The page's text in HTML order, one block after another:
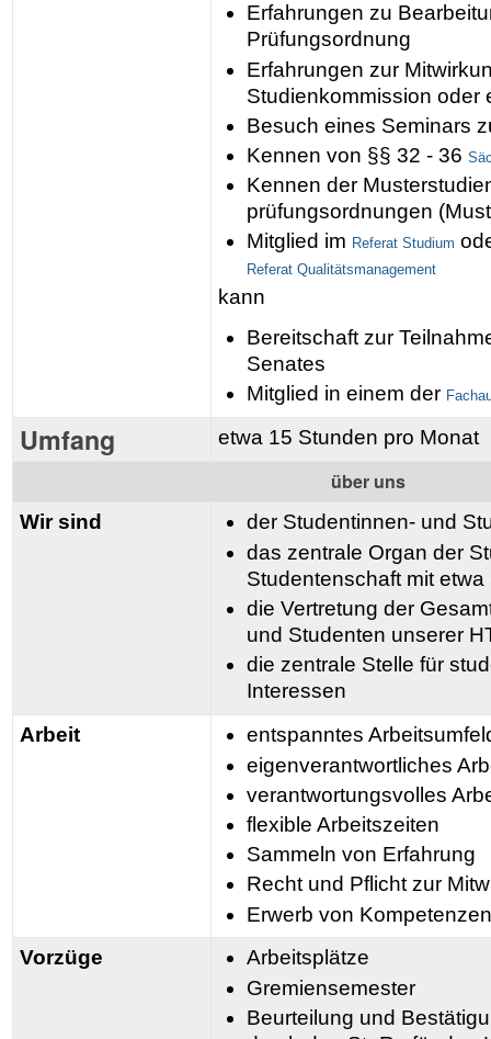
Erfahrungen zu
Prüfungsordnung
Erfahrungen zur
Studienkommission oder
Besuch eines Seminars
Kennen von §§ 32 - 36
Kennen der
prüfungsordnungen
Mitglied im Referat Studium
Referat Qualitätsmanagement
kann
Bereitschaft zur
Senates
Mitglied in einem der
Umfang etwa 15 Stunden pro Monat
über uns
Wir sind
der Studentinnen- und
das zentrale Organ der
Studentenschaft mit
die Vertretung der
und Studenten unserer
die zentrale Stelle für
Interessen
Arbeit
entspanntes
eigenverantwortliches
verantwortungsvolles
flexible Arbeitszeiten
Sammeln von Erfahrung
Recht und Pflicht zur
Erwerb von Kompetenzen
Vorzüge
Arbeitsplätze
Gremiensemester
Beurteilung und